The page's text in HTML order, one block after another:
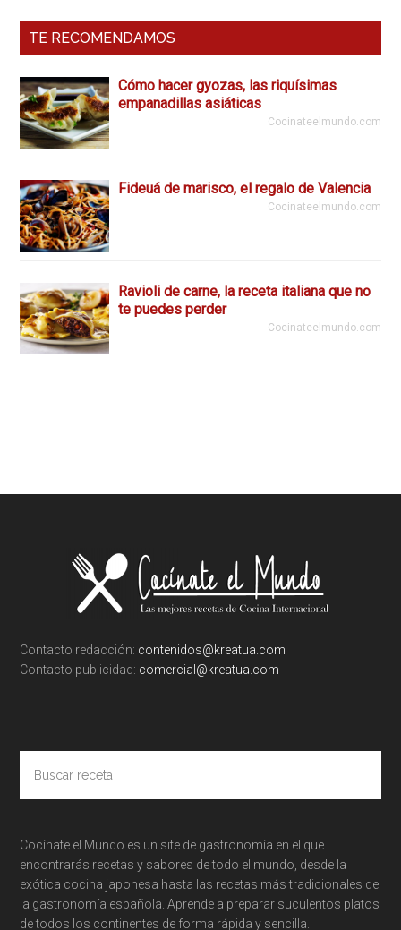
Primaria
TE RECOMENDAMOS
Cómo hacer gyozas, las riquísimas
empanadillas asiáticas
Cocinateelmundo.com
Fideuá de marisco, el regalo de Valencia
Cocinateelmundo.com
Ravioli de carne, la receta italiana que no
te puedes perder
Cocinateelmundo.com
Footer
Contacto redacción: contenidos@kreatua.com
Contacto publicidad: comercial@kreatua.com
receta
Cocínate el Mundo es un site de gastronomía en el que
encontrarás recetas y sabores de todo el mundo, desde la
exótica cocina japonesa hasta las recetas más tradicionales de
la gastronomía española. Aprende a preparar suculentos platos
de todos los continentes de forma rápida y sencilla.